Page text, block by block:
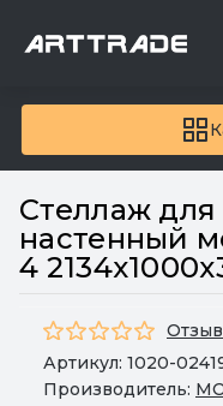
Стеллаж
настенный
4
Артикул: 1020-
Производитель: